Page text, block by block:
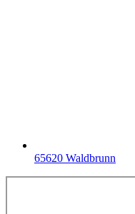
65620 Waldbrunn